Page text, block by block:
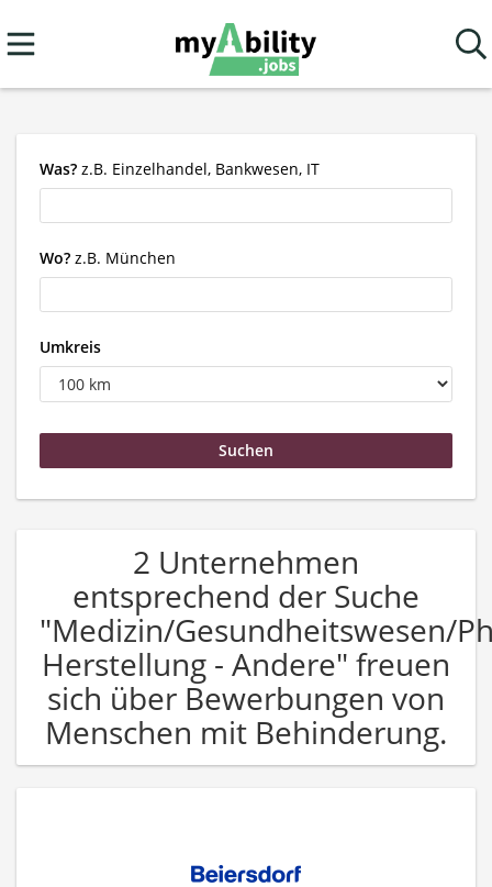
Was? z.B. Einzelhandel, Bankwesen, IT
Wo? z.B. München
Umkreis
2 Unternehmen
entsprechend der Suche
"Medizin/Gesundheitswesen/
Herstellung - Andere" freuen
sich über Bewerbungen von
Menschen mit Behinderung.